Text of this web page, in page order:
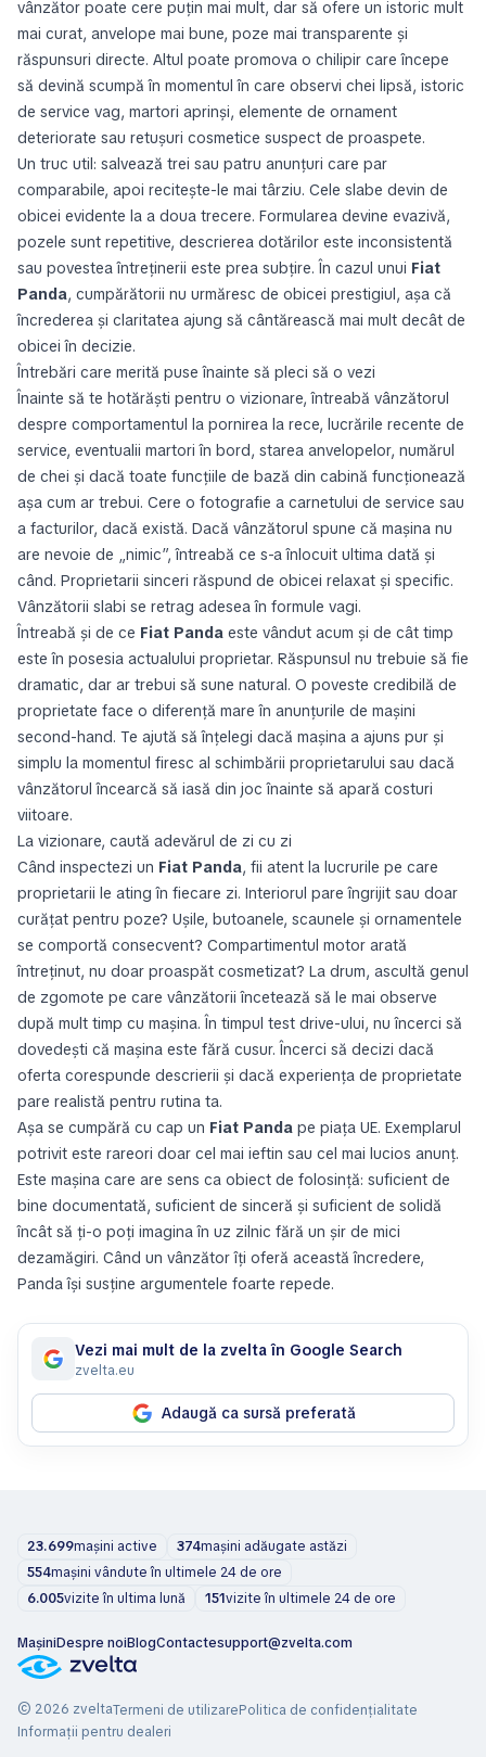
vânzător poate cere puțin mai mult, dar să ofere un istoric mult
mai curat, anvelope mai bune, poze mai transparente și
răspunsuri directe. Altul poate promova o chilipir care începe
să devină scumpă în momentul în care observi chei lipsă, istoric
de service vag, martori aprinși, elemente de ornament
deteriorate sau retușuri cosmetice suspect de proaspete.
Un truc util: salvează trei sau patru anunțuri care par
comparabile, apoi recitește-le mai târziu. Cele slabe devin de
obicei evidente la a doua trecere. Formularea devine evazivă,
pozele sunt repetitive, descrierea dotărilor este inconsistentă
sau povestea întreținerii este prea subțire. În cazul unui Fiat
Panda, cumpărătorii nu urmăresc de obicei prestigiul, așa că
încrederea și claritatea ajung să cântărească mai mult decât de
obicei în decizie.
Întrebări care merită puse înainte să pleci să o vezi
Înainte să te hotărăști pentru o vizionare, întreabă vânzătorul
despre comportamentul la pornirea la rece, lucrările recente de
service, eventualii martori în bord, starea anvelopelor, numărul
de chei și dacă toate funcțiile de bază din cabină funcționează
așa cum ar trebui. Cere o fotografie a carnetului de service sau
a facturilor, dacă există. Dacă vânzătorul spune că mașina nu
are nevoie de „nimic”, întreabă ce s-a înlocuit ultima dată și
când. Proprietarii sinceri răspund de obicei relaxat și specific.
Vânzătorii slabi se retrag adesea în formule vagi.
Întreabă și de ce Fiat Panda este vândut acum și de cât timp
este în posesia actualului proprietar. Răspunsul nu trebuie să fie
dramatic, dar ar trebui să sune natural. O poveste credibilă de
proprietate face o diferență mare în anunțurile de mașini
second-hand. Te ajută să înțelegi dacă mașina a ajuns pur și
simplu la momentul firesc al schimbării proprietarului sau dacă
vânzătorul încearcă să iasă din joc înainte să apară costuri
viitoare.
La vizionare, caută adevărul de zi cu zi
Când inspectezi un Fiat Panda, fii atent la lucrurile pe care
proprietarii le ating în fiecare zi. Interiorul pare îngrijit sau doar
curățat pentru poze? Ușile, butoanele, scaunele și ornamentele
se comportă consecvent? Compartimentul motor arată
întreținut, nu doar proaspăt cosmetizat? La drum, ascultă genul
de zgomote pe care vânzătorii încetează să le mai observe
după mult timp cu mașina. În timpul test drive-ului, nu încerci să
dovedești că mașina este fără cusur. Încerci să decizi dacă
oferta corespunde descrierii și dacă experiența de proprietate
pare realistă pentru rutina ta.
Așa se cumpără cu cap un Fiat Panda pe piața UE. Exemplarul
potrivit este rareori doar cel mai ieftin sau cel mai lucios anunț.
Este mașina care are sens ca obiect de folosință: suficient de
bine documentată, suficient de sinceră și suficient de solidă
încât să ți-o poți imagina în uz zilnic fără un șir de mici
dezamăgiri. Când un vânzător îți oferă această încredere,
Panda își susține argumentele foarte repede.
Vezi mai mult de la zvelta în Google Search
zvelta.eu
Adaugă ca sursă preferată
23.699mașini active 374mașini adăugate astăzi
554mașini vândute în ultimele 24 de ore
6.005vizite în ultima lună 151vizite în ultimele 24 de ore
MașiniDespre noiBlogContactesupport@zvelta.com
© 2026 zveltaTermeni de utilizarePolitica de confidențialitate
Informații pentru dealeri